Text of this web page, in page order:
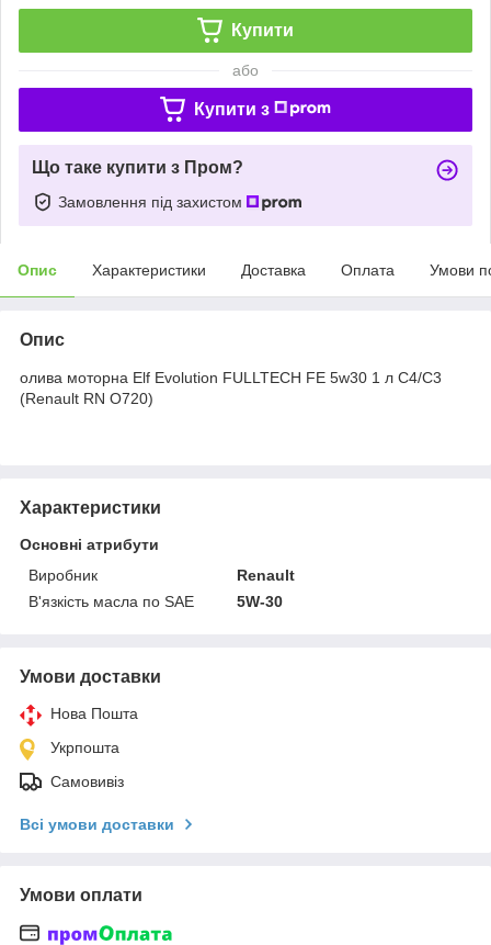
Купити
або
Купити з
Що таке купити з Пром?
Замовлення під захистом
Опис Характеристики Доставка Оплата Умови
Опис
олива моторна Elf Evolution FULLTECH FE 5w30 1 л С4/С3
(Renault RN O720)
Характеристики
Основні атрибути
Виробник
Renault
В'язкість масла по SAE
5W-30
Умови доставки
Нова Пошта
Укрпошта
Самовивіз
Всі умови доставки
Умови оплати